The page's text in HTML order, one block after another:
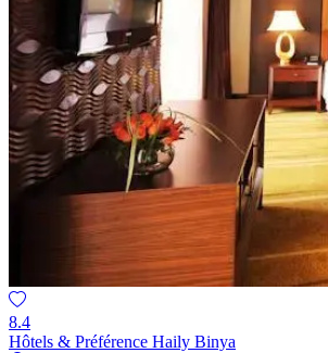
8.4
Hôtels & Préférence Haily Binya